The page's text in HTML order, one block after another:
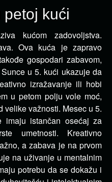
kući
kućom zadovoljstva.
Ova kuća je zapravo
gospodari zabavom,
u 5. kući ukazuje da
izražavanje ili hobi
u petom polju vole moć,
velike važnosti. Mesec u 5.
imaju istančan osećaj za
umetnosti. Kreativno
a zabava je na prvom
na uživanje u mentalnim
potrebu da se dokažu i